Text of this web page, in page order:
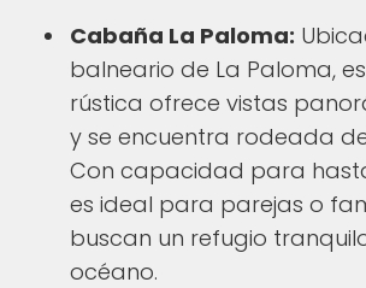
Cabaña La Paloma:
balneario de La Paloma,
rústica ofrece vistas
y se encuentra rodeada
Con capacidad para
es ideal para parejas o
buscan un refugio
océano.